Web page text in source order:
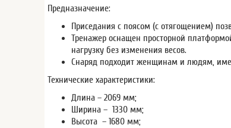
Предназначение:
Приседания с поясом (с отягощением)
Тренажер оснащен просторной
нагрузку без изменения весов.
Снаряд подходит женщинам и людям,
Технические характеристики:
Длина – 2069 мм;
Ширина – 1330 мм;
Высота – 1680 мм;